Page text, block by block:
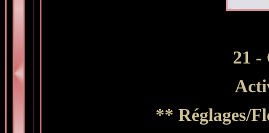
21 -
** Réglages/